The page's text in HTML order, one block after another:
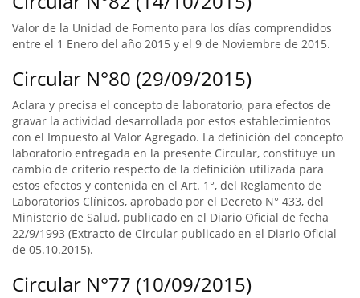
Valor de la Unidad de Fomento para los días comprendidos
entre el 1 Enero del año 2015 y el 9 de Noviembre de 2015.
Circular N°80 (29/09/2015)
Aclara y precisa el concepto de laboratorio, para efectos de
gravar la actividad desarrollada por estos establecimientos
con el Impuesto al Valor Agregado. La definición del concepto
laboratorio entregada en la presente Circular, constituye un
cambio de criterio respecto de la definición utilizada para
estos efectos y contenida en el Art. 1°, del Reglamento de
Laboratorios Clínicos, aprobado por el Decreto N° 433, del
Ministerio de Salud, publicado en el Diario Oficial de fecha
22/9/1993 (Extracto de Circular publicado en el Diario Oficial
de 05.10.2015).
Circular N°77 (10/09/2015)